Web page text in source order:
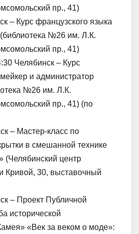
пр., 41)
– Курс французского языка
№26 им. Л.К.
пр., 41)
Челябинск – Курс
и администратор
№26 им. Л.К.
пр., 41) (по
– Мастер-класс по
в смешанной технике
(Челябинский центр
Кривой, 30, выставочный
– Проект Публичной
исторической
«Век за веком о моде»: